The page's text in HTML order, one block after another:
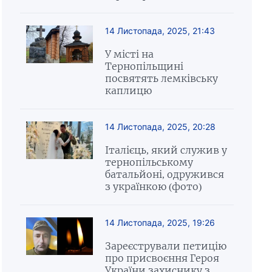
14 Листопада, 2025, 21:43
У місті на
Тернопільщині
посвятять лемківську
каплицю
14 Листопада, 2025, 20:28
Італієць, який служив у
тернопільському
батальйоні, одружився
з українкою (фото)
14 Листопада, 2025, 19:26
Зареєстрували петицію
про присвоєння Героя